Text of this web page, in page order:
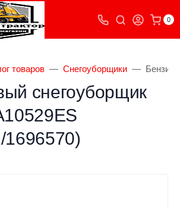
0
товаров Снегоуборщики
снегоуборщик
1696570)